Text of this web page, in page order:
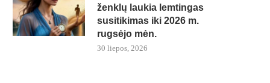
ženklų laukia lemtingas
susitikimas iki 2026 m.
rugsėjo mėn.
30 liepos, 2026